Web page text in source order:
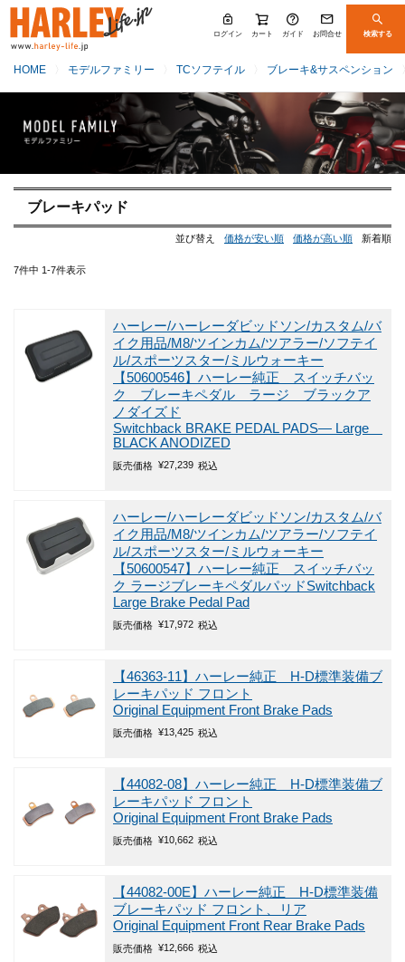
ログイン カート ガイド お問合せ 検索する
HOME モデルファミリー TCソフテイル ブレーキ&サスペンション
ブレーキパッド
並び替え 価格が安い順 価格が高い順 新着順
7件中 1-7件表示
ハーレー/ハーレーダビッドソン/カスタム/バ
イク用品/M8/ツインカム/ツアラー/ソフテイ
ル/スポーツスター/ミルウォーキー
【50600546】ハーレー純正 スイッチバッ
ク ブレーキペダル ラージ ブラックア
ノダイズド
Switchback BRAKE PEDAL PADS― Large
BLACK ANODIZED
販売価格 ¥27,239 税込
ハーレー/ハーレーダビッドソン/カスタム/バ
イク用品/M8/ツインカム/ツアラー/ソフテイ
ル/スポーツスター/ミルウォーキー
【50600547】ハーレー純正 スイッチバッ
ク ラージブレーキペダルパッドSwitchback
Large Brake Pedal Pad
販売価格 ¥17,972 税込
【46363-11】ハーレー純正 H-D標準装備ブ
レーキパッド フロント
Original Equipment Front Brake Pads
販売価格 ¥13,425 税込
【44082-08】ハーレー純正 H-D標準装備ブ
レーキパッド フロント
Original Equipment Front Brake Pads
販売価格 ¥10,662 税込
【44082-00E】ハーレー純正 H-D標準装備
ブレーキパッド フロント、リア
Original Equipment Front Rear Brake Pads
販売価格 ¥12,666 税込